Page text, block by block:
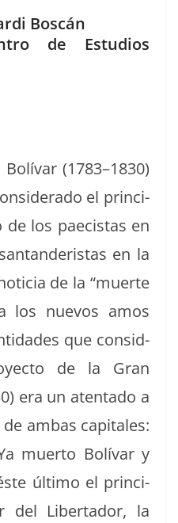
Boscán
de Estudios
(1783–1830)
el prin­ci­
los paecis­tas en
en la
de la “muerte
los nuevos amos
que con­sid­
de la Gran
era un aten­ta­do a
ambas cap­i­tales:
muer­to Bolí­var y
últi­mo el prin­ci­
del Lib­er­ta­dor, la